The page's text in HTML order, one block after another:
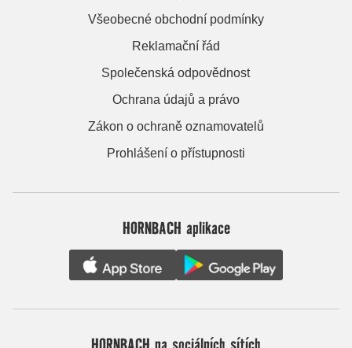
Všeobecné obchodní podmínky
Reklamační řád
Společenská odpovědnost
Ochrana údajů a právo
Zákon o ochraně oznamovatelů
Prohlášení o přístupnosti
HORNBACH aplikace